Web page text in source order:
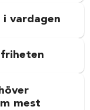
vardagen
mest